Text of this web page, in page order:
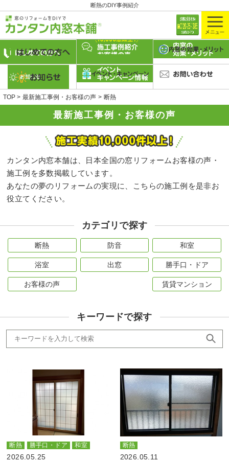
断熱のDIY事例紹介
最新施工事例・お客様の声
TOP 最新施工事例・お客様の声 断熱
カンタン内窓本舗は、日本全国の窓リフォームお客様の声・
施工例を多数掲載しています。
あなたの夢のリフォームの実現に、こちらの施工例を是非お
役立てください。
カテゴリで探す
断熱 防音 和室
浴室 出窓 勝手口・ドア
お客様の声 賃貸マンション
キーワードで探す
断熱 勝手口・ドア 和室
2026.05.25
断熱
2026.05.11